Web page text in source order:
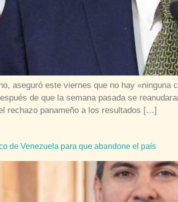
aseguró este viernes que no hay «ninguna
de que la semana pasada se
rechazo panameño a los resultados […]
de Venezuela para que abandone el país